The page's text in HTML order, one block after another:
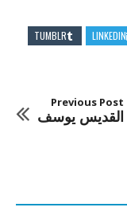
LINKEDIN
TUMBLR
Previous Post
القديس يوسف